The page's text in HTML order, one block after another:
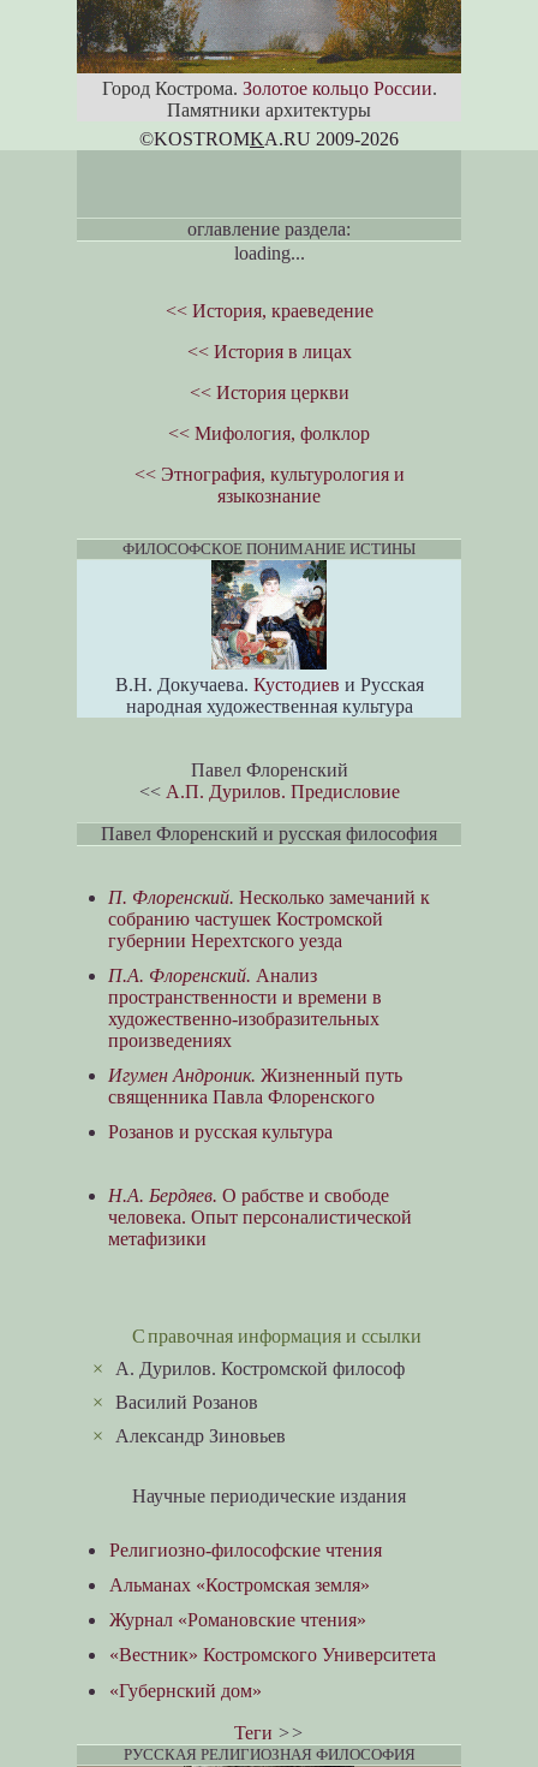
Город Кострома. Золотое кольцо России.
Памятники архитектуры
©KOSTROMKA.RU 2009-2026
оглавление раздела:
loading...
<< История, краеведение
<< История в лицах
<< История церкви
<< Мифология, фолклор
<< Этнография, культурология и
языкознание
ФИЛОСОФСКОЕ ПОНИМАНИЕ ИСТИНЫ
В.Н. Докучаева. Кустодиев и Русская
народная художественная культура
Павел Флоренский
<< А.П. Дурилов. Предисловие
Павел Флоренский и русская философия
П. Флоренский. Несколько замечаний к
собранию частушек Костромской
губернии Нерехтского уезда
П.А. Флоренский. Анализ
пространственности и времени в
художественно-изобразительных
произведениях
Игумен Андроник. Жизненный путь
священника Павла Флоренского
Розанов и русская культура
Н.А. Бердяев. О рабстве и свободе
человека. Опыт персоналистической
метафизики
Справочная информация и ссылки
А. Дурилов. Костромской философ
×Василий Розанов
Александр Зиновьев
Научные периодические издания
Религиозно-философские чтения
Альманах «Костромская земля»
Журнал «Романовские чтения»
«Вестник» Костромского Университета
«Губернский дом»
Теги >>
РУССКАЯ РЕЛИГИОЗНАЯ ФИЛОСОФИЯ